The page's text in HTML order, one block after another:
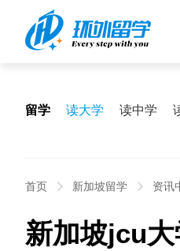
留学 读大学 读中学
首页 新加坡留学 资讯
新加坡jcu